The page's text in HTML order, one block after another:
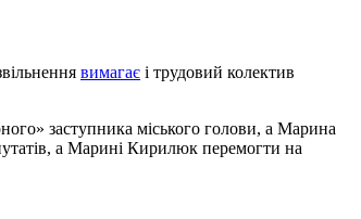
вимагає і трудовий колектив
заступника міського голови, а Марина
а Марині Кирилюк перемогти на